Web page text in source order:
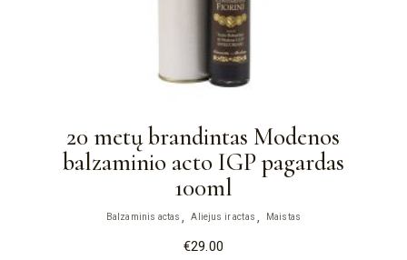
20 metų brandintas Modenos
balzaminio acto IGP pagardas
100ml
Balzaminis actas Aliejus ir actas Maistas
€29.00